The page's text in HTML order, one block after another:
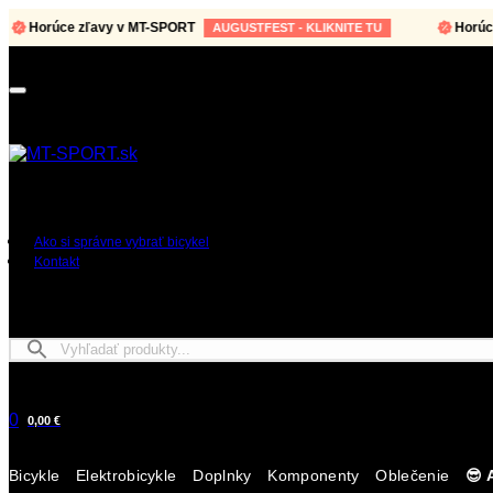
zľavy v MT-SPORT AUGUSTFEST - KLIKNITE TU Horúce
Ako si správne vybrať bicykel
Kontakt
0 0,00 €
Bicykle Elektrobicykle Doplnky Komponenty Oblečenie 😎